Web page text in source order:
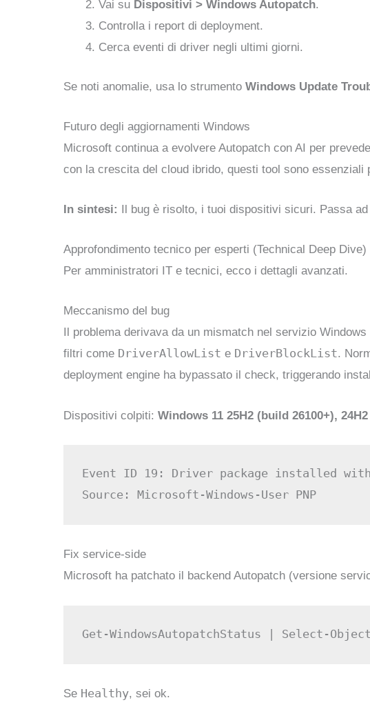
Vai su Dispositivi > Windows Autopatch.
Controlla i report di deployment.
Cerca eventi di driver negli ultimi giorni.
Se noti anomalie, usa lo strumento Windows Update
Futuro degli aggiornamenti Windows
Microsoft continua a evolvere Autopatch con AI per
con la crescita del cloud ibrido, questi tool sono essenziali
In sintesi: Il bug è risolto, i tuoi dispositivi sicuri. Passa
Approfondimento tecnico per esperti (Technical Deep Dive)
Per amministratori IT e tecnici, ecco i dettagli avanzati.
Meccanismo del bug
Il problema derivava da un mismatch nel servizio Windows
filtri come DriverAllowList e DriverBlockList.
deployment engine ha bypassato il check, triggerando
Dispositivi colpiti: Windows 11 25H2 (build 26100+),
Event ID 19: Driver package installed
Fix service-side
Microsoft ha patchato il backend Autopatch (versione
Se Healthy, sei ok.